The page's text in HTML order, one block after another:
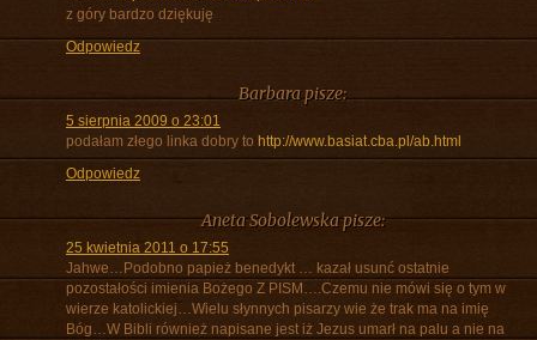
z góry bardzo dziękuję
Odpowiedz
Barbara pisze:
5 sierpnia 2009 o 23:01
podałam złego linka dobry to http://www.basiat.cba.pl/ab.html
Odpowiedz
Aneta Sobolewskapisze:
25 kwietnia 2011 o 17:55
Jahwe…Podobno papież benedykt … kazał usunć ostatnie
pozostałości imienia Bożego Z PISM….Czemu nie mówi się o tym w
wierze katolickiej…Wielu słynnych pisarzy wie że trak ma na imię
Bóg…W Bibli również napisane jest iż Jezus umarł na palu a nie na